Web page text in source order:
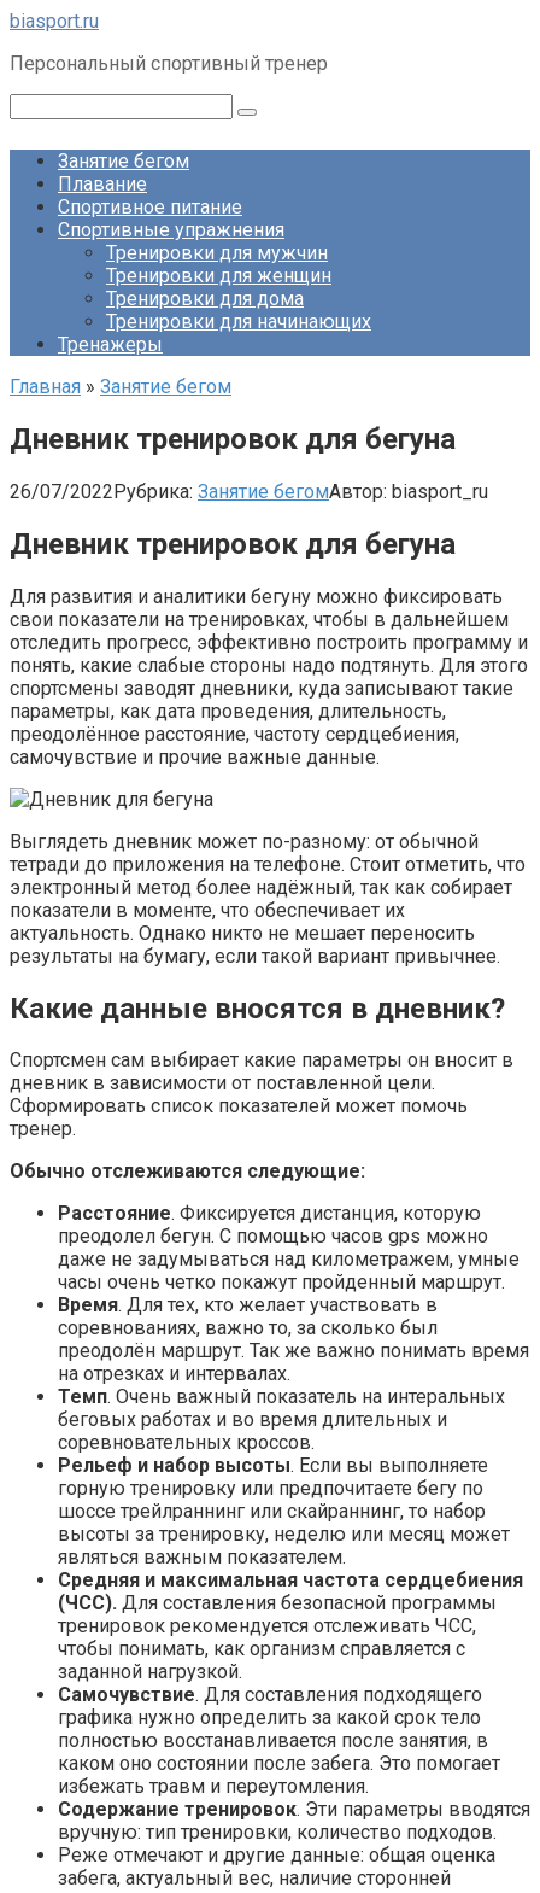
Перейти
контенту
biasport.ru
Персональный спортивный тренер
Занятие бегом
Плавание
Спортивное питание
Спортивные упражнения
Тренировки для мужчин
Тренировки для женщин
Тренировки для дома
Тренировки для начинающих
Тренажеры
Главная » Занятие бегом
Дневник тренировок для бегуна
26/07/2022Рубрика: Занятие бегомАвтор: biasport_ru
Дневник тренировок для бегуна
Для развития и аналитики бегуну можно фиксировать
свои показатели на тренировках, чтобы в дальнейшем
отследить прогресс, эффективно построить программу и
понять, какие слабые стороны надо подтянуть. Для этого
спортсмены заводят дневники, куда записывают такие
параметры, как дата проведения, длительность,
преодолённое расстояние, частоту сердцебиения,
самочувствие и прочие важные данные.
Выглядеть дневник может по-разному: от обычной
тетради до приложения на телефоне. Стоит отметить, что
электронный метод более надёжный, так как собирает
показатели в моменте, что обеспечивает их
актуальность. Однако никто не мешает переносить
результаты на бумагу, если такой вариант привычнее.
Какие данные вносятся в дневник?
Спортсмен сам выбирает какие параметры он вносит в
дневник в зависимости от поставленной цели.
Сформировать список показателей может помочь
тренер.
Обычно отслеживаются следующие:
Расстояние. Фиксируется дистанция, которую
преодолел бегун. С помощью часов gps можно
даже не задумываться над километражем, умные
часы очень четко покажут пройденный маршрут.
Время. Для тех, кто желает участвовать в
соревнованиях, важно то, за сколько был
преодолён маршрут. Так же важно понимать время
на отрезках и интервалах.
Темп. Очень важный показатель на интеральных
беговых работах и во время длительных и
соревновательных кроссов.
Рельеф и набор высоты. Если вы выполняете
горную тренировку или предпочитаете бегу по
шоссе трейлраннинг или скайраннинг, то набор
высоты за тренировку, неделю или месяц может
являться важным показателем.
Средняя и максимальная частота сердцебиения
(ЧСС). Для составления безопасной программы
тренировок рекомендуется отслеживать ЧСС,
чтобы понимать, как организм справляется с
заданной нагрузкой.
Самочувствие. Для составления подходящего
графика нужно определить за какой срок тело
полностью восстанавливается после занятия, в
каком оно состоянии после забега. Это помогает
избежать травм и переутомления.
Содержание тренировок. Эти параметры вводятся
вручную: тип тренировки, количество подходов.
Реже отмечают и другие данные: общая оценка
забега, актуальный вес, наличие сторонней